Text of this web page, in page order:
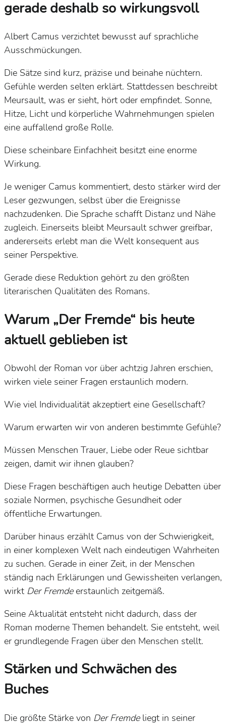
gerade deshalb so wirkungsvoll
Albert Camus verzichtet bewusst auf sprachliche
Ausschmückungen.
Die Sätze sind kurz, präzise und beinahe nüchtern.
Gefühle werden selten erklärt. Stattdessen beschreibt
Meursault, was er sieht, hört oder empfindet. Sonne,
Hitze, Licht und körperliche Wahrnehmungen spielen
eine auffallend große Rolle.
Diese scheinbare Einfachheit besitzt eine enorme
Wirkung.
Je weniger Camus kommentiert, desto stärker wird der
Leser gezwungen, selbst über die Ereignisse
nachzudenken. Die Sprache schafft Distanz und Nähe
zugleich. Einerseits bleibt Meursault schwer greifbar,
andererseits erlebt man die Welt konsequent aus
seiner Perspektive.
Gerade diese Reduktion gehört zu den größten
literarischen Qualitäten des Romans.
Warum „Der Fremde“ bis heute
aktuell geblieben ist
Obwohl der Roman vor über achtzig Jahren erschien,
wirken viele seiner Fragen erstaunlich modern.
Wie viel Individualität akzeptiert eine Gesellschaft?
Warum erwarten wir von anderen bestimmte Gefühle?
Müssen Menschen Trauer, Liebe oder Reue sichtbar
zeigen, damit wir ihnen glauben?
Diese Fragen beschäftigen auch heutige Debatten über
soziale Normen, psychische Gesundheit oder
öffentliche Erwartungen.
Darüber hinaus erzählt Camus von der Schwierigkeit,
in einer komplexen Welt nach eindeutigen Wahrheiten
zu suchen. Gerade in einer Zeit, in der Menschen
ständig nach Erklärungen und Gewissheiten verlangen,
wirkt Der Fremdeerstaunlich zeitgemäß.
Seine Aktualität entsteht nicht dadurch, dass der
Roman moderne Themen behandelt. Sie entsteht, weil
er grundlegende Fragen über den Menschen stellt.
Stärken und Schwächen des
Buches
Die größte Stärke von Der Fremdeliegt in seiner